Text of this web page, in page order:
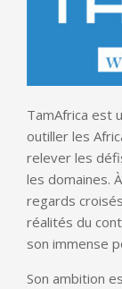
TamAfrica est
outiller les
relever les
les domaines.
regards
réalités du
son immense
Son ambition